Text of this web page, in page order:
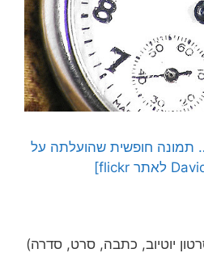
תמונה חופשית שהועלתה על
יוטיוב, כתבה, סרט, סדרה)